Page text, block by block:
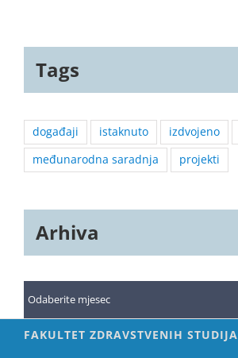
Tags
događaji istaknuto izdvojeno
međunarodna saradnja
projekti
Arhiva
Arhiva
FAKULTET ZDRAVSTVENIH STUDIJA